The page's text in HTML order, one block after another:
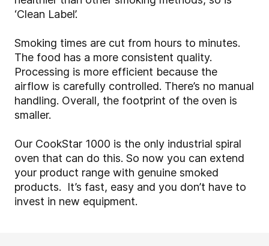
‘Clean Label’.
Smoking times are cut from hours to minutes.
The food has a more consistent quality.
Processing is more efficient because the
airflow is carefully controlled. There’s no manual
handling. Overall, the footprint of the oven is
smaller.
Our CookStar 1000 is the only industrial spiral
oven that can do this. So now you can extend
your product range with genuine smoked
products. It’s fast, easy and you don’t have to
invest in new equipment.